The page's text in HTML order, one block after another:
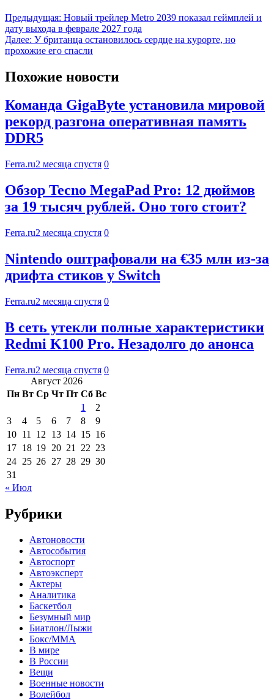
Предыдущая: Новый трейлер Metro 2039 показал геймплей и
дату выхода в феврале 2027 года
Далее: У британца остановилось сердце на курорте, но
прохожие его спасли
Похожие новости
Команда GigaByte установила мировой
рекорд разгона оперативная память
DDR5
Ferra.ru2 месяца спустя 0
Обзор Tecno MegaPad Pro: 12 дюймов
за 19 тысяч рублей. Оно того стоит?
Ferra.ru2 месяца спустя 0
Nintendo оштрафовали на €35 млн из-за
дрифта стиков у Switch
Ferra.ru2 месяца спустя 0
В сеть утекли полные характеристики
Redmi K100 Pro. Незадолго до анонса
Ferra.ru2 месяца спустя 0
Август 2026
Пн Вт Ср Чт Пт Сб Вс
1
2
3
4 5 6 7 8
9
10 11 12 13 14 15 16
17 18 19 20 21 22 23
24 25 26 27 28 29 30
31
« Июл
Рубрики
Автоновости
Автособытия
Автоспорт
Автоэксперт
Актеры
Аналитика
Баскетбол
Безумный мир
Биатлон/Лыжи
Бокс/MMA
В мире
В России
Вещи
Военные новости
Волейбол